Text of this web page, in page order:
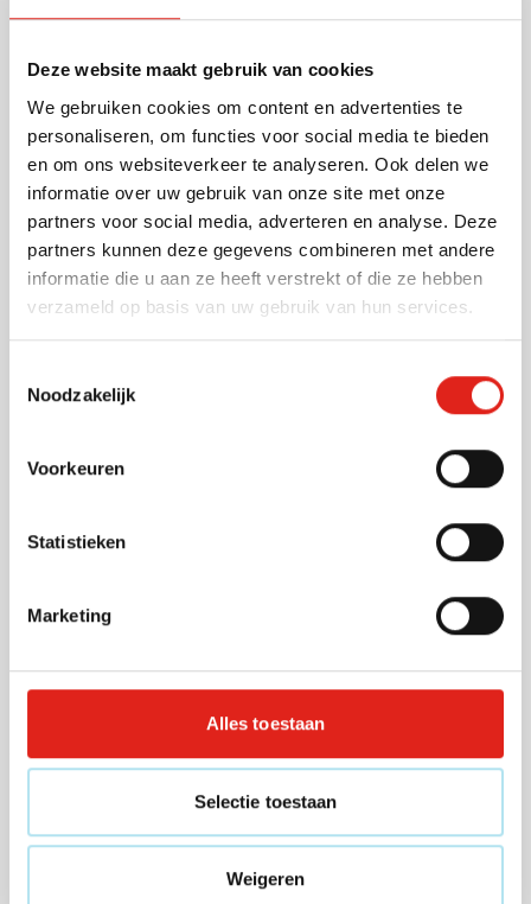
Deze website maakt gebruik van cookies
We gebruiken cookies om content en advertenties te
personaliseren, om functies voor social media te bieden
en om ons websiteverkeer te analyseren. Ook delen we
informatie over uw gebruik van onze site met onze
partners voor social media, adverteren en analyse. Deze
partners kunnen deze gegevens combineren met andere
informatie die u aan ze heeft verstrekt of die ze hebben
verzameld op basis van uw gebruik van hun services.
Noodzakelijk
Voorkeuren
Statistieken
Marketing
Alles toestaan
Selectie toestaan
Weigeren
jeugdbewegingen en op school. Dit product is
Lees meer
Specificaties
Artikelnummer
61199
Gewicht
6 gram
Materiaal
Kunststof
Afmetingen
4.4 cm x 5.5 cm x 0.3 cm
(l x b x h)
023001007008032
Normale prijsSpeciale prijs
Levering vanaf11 augustus
Bekijk
Polsbandje Plasker